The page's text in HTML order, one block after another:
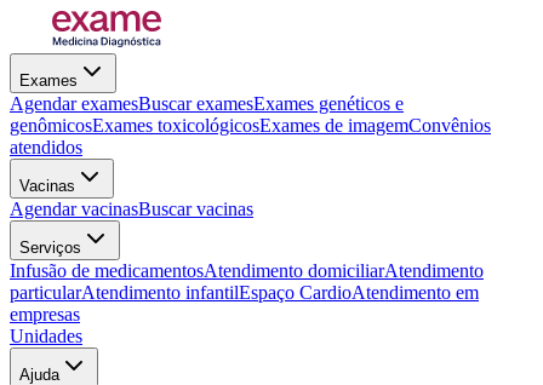
Exames
Agendar examesBuscar examesExames genéticos e
genômicosExames toxicológicosExames de imagemConvênios
atendidos
Vacinas
Agendar vacinasBuscar vacinas
Serviços
Infusão de medicamentosAtendimento domiciliarAtendimento
particularAtendimento infantilEspaço CardioAtendimento em
empresas
Unidades
Ajuda